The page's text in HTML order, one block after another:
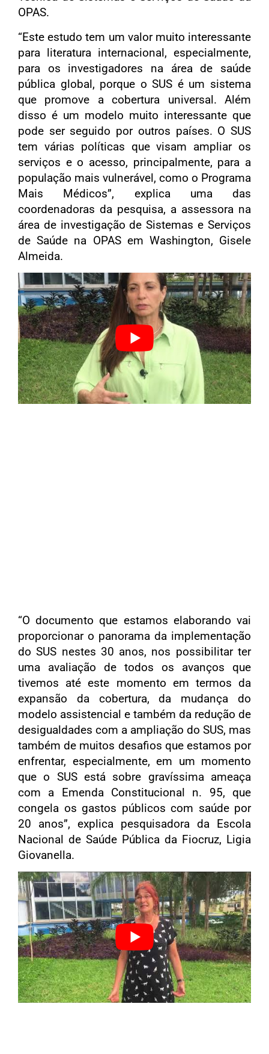
OPAS.
“Este estudo tem um valor muito interessante
para literatura internacional, especialmente,
para os investigadores na área de saúde
pública global, porque o SUS é um sistema
que promove a cobertura universal. Além
disso é um modelo muito interessante que
pode ser seguido por outros países. O SUS
tem várias políticas que visam ampliar os
serviços e o acesso, principalmente, para a
população mais vulnerável, como o Programa
Mais Médicos”, explica uma das
coordenadoras da pesquisa, a assessora na
área de investigação de Sistemas e Serviços
de Saúde na OPAS em Washington, Gisele
Almeida.
“O documento que estamos elaborando vai
proporcionar o panorama da implementação
do SUS nestes 30 anos, nos possibilitar ter
uma avaliação de todos os avanços que
tivemos até este momento em termos da
expansão da cobertura, da mudança do
modelo assistencial e também da redução de
desigualdades com a ampliação do SUS, mas
também de muitos desafios que estamos por
enfrentar, especialmente, em um momento
que o SUS está sobre gravíssima ameaça
com a Emenda Constitucional n. 95, que
congela os gastos públicos com saúde por
20 anos”, explica pesquisadora da Escola
Nacional de Saúde Pública da Fiocruz, Ligia
Giovanella.